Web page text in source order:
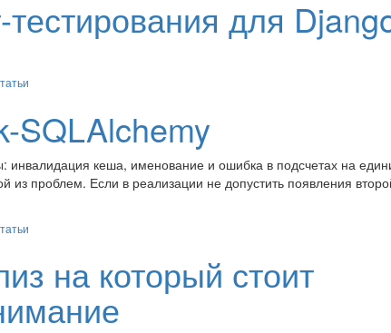
для
SQLAlchemy
инвалидация кеша, именование и ошибка в подсчетах на
проблем. Если в реализации не допустить появления
на который стоит